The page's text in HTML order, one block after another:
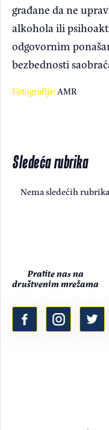
građane da ne
alkohola ili
odgovornim
bezbednosti
Fotografije:AMR
Sledeća rubrika
Nema sledećih rubrika
Pratite nas na
društvenim mrežama